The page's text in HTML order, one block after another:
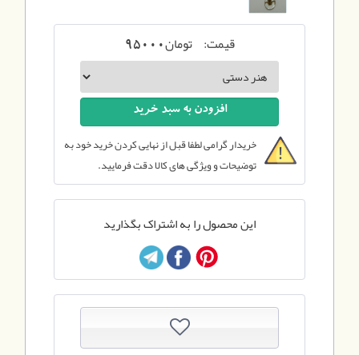
قیمت: تومان95000
خریدار گرامی لطفا قبل از نهایی کردن خرید خود به
توضیحات و ویژگی های کالا دقت فرمایید.
این محصول را به اشتراک بگذارید